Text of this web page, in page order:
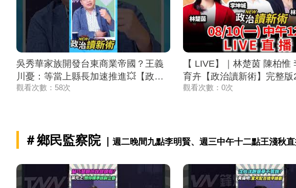
吳秀華家族開發台東商業帝國？王義
川憂：等當上縣長加速推進💥【政治
讀新術】精彩速看⚡20260806
觀看次數：58次
【 LIVE】｜林楚茵 陳柏惟
育卉【政治讀新術】完整版
觀看次數：0次
＃鄉民監察院 週二晚間九點李明賢、週三中午十二點王淺秋